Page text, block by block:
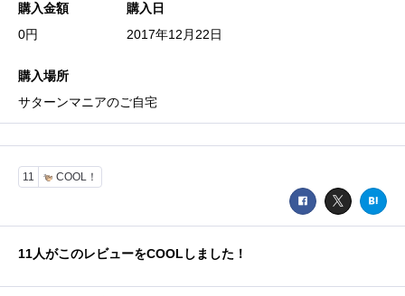
購入金額
0円
購入日
2017年12月22日
購入場所
サターンマニアのご自宅
11 COOL！
11人がこのレビューをCOOLしました！